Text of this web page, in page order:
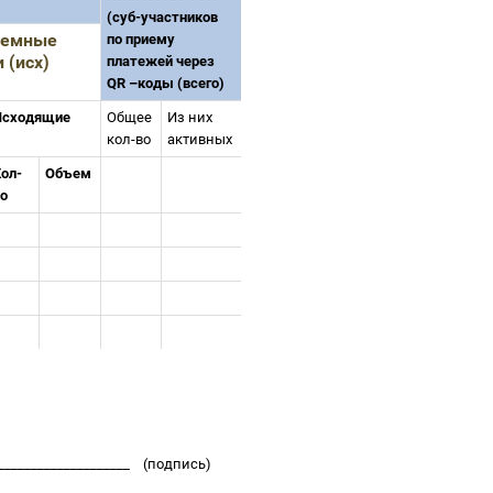
(суб-участников
по приему
платежей через
QR –коды (всего)
(исх)
Общее
кол-во
Из них
активных
Объем
(подпись)